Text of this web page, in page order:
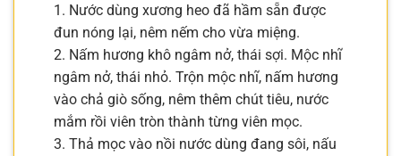
1. Nước dùng xương heo đã hầm sẵn được
đun nóng lại, nêm nếm cho vừa miệng.
2. Nấm hương khô ngâm nở, thái sợi. Mộc nhĩ
ngâm nở, thái nhỏ. Trộn mộc nhĩ, nấm hương
vào chả giò sống, nêm thêm chút tiêu, nước
mắm rồi viên tròn thành từng viên mọc.
3. Thả mọc vào nồi nước dùng đang sôi, nấu